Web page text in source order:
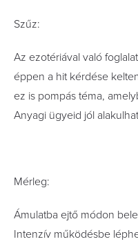
Szűz:
Az ezotériával való
éppen a hit kérdése
ez is pompás téma,
Anyagi ügyeid jól
Mérleg:
Ámulatba ejtő módon
Intenzív működésbe